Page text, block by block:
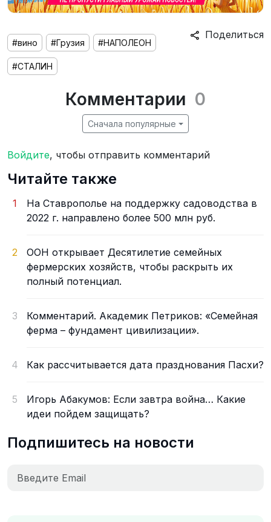
Поделиться
#вино #Грузия #НАПОЛЕОН
#СТАЛИН
Комментарии 0
Сначала популярные
Войдите, чтобы отправить комментарий
Читайте также
1
На Ставрополье на поддержку садоводства в
2022 г. направлено более 500 млн руб.
2
ООН открывает Десятилетие семейных
фермерских хозяйств, чтобы раскрыть их
полный потенциал.
3
Комментарий. Академик Петриков: «Семейная
ферма – фундамент цивилизации».
4 Как рассчитывается дата празднования Пасхи?
5
Игорь Абакумов: Если завтра война… Какие
идеи пойдем защищать?
Подпишитесь на новости